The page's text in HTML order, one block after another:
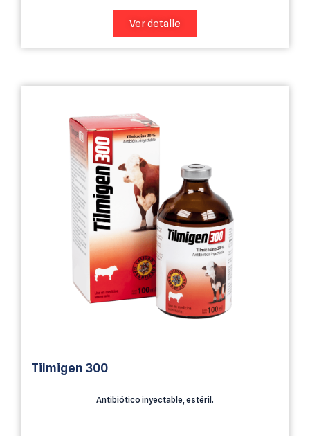
Ver detalle
Tilmigen 300
Antibiótico inyectable, estéril.